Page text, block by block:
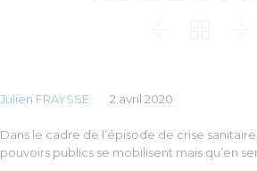
Julien FRAYSSE 2 avril 2020
Dans le cadre de l’épisode de crise sanitaire
pouvoirs publics se mobilisent mais qu’en